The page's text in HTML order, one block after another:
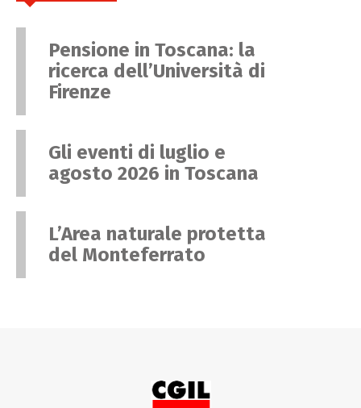
Pensione in Toscana: la
ricerca dell’Università di
Firenze
Gli eventi di luglio e
agosto 2026 in Toscana
L’Area naturale protetta
del Monteferrato